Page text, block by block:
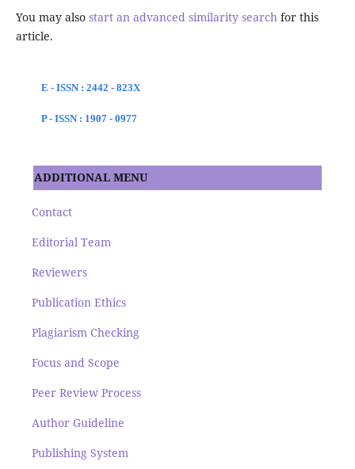
You may also start an advanced similarity searchfor this
article.
E - ISSN : 2442 - 823X
P - ISSN : 1907 - 0977
ADDITIONAL MENU
Contact
Editorial Team
Reviewers
Publication Ethics
Plagiarism Checking
Focus and Scope
Peer Review Process
Author Guideline
Publishing System